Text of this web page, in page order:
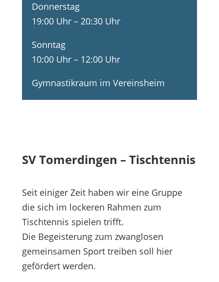
Donnerstag
19:00 Uhr – 20:30 Uhr
Sonntag
10:00 Uhr – 12:00 Uhr
Gymnastikraum im Vereinsheim
SV Tomerdingen – Tischtennis
Seit einiger Zeit haben wir eine Gruppe
die sich im lockeren Rahmen zum
Tischtennis spielen trifft.
Die Begeisterung zum zwanglosen
gemeinsamen Sport treiben soll hier
gefördert werden.